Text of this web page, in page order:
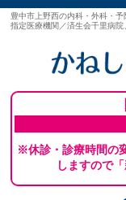
豊中市上野西の内科・外科・
指定医療機関／済生会千里病
※休診・診療時間の
しますので